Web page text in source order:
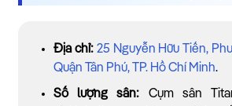
Địa chỉ: 25 Nguyễn Hữu Tiến,
Quận Tân Phú, TP. Hồ Chí Minh.
Số lượng sân: Cụm sân